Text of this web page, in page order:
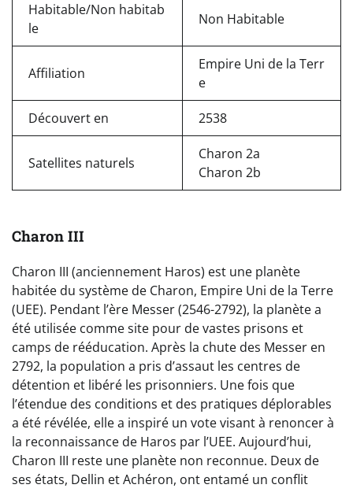
Habitable/Non habitab
le
Non Habitable
Affiliation
Empire Uni de la Terr
e
Découvert en 2538
Satellites naturels
Charon 2a
Charon 2b
Charon III
Charon III (anciennement Haros) est une planète
habitée du système de Charon, Empire Uni de la Terre
(UEE). Pendant l’ère Messer (2546-2792), la planète a
été utilisée comme site pour de vastes prisons et
camps de rééducation. Après la chute des Messer en
2792, la population a pris d’assaut les centres de
détention et libéré les prisonniers. Une fois que
l’étendue des conditions et des pratiques déplorables
a été révélée, elle a inspiré un vote visant à renoncer à
la reconnaissance de Haros par l’UEE. Aujourd’hui,
Charon III reste une planète non reconnue. Deux de
ses états, Dellin et Achéron, ont entamé un conflit